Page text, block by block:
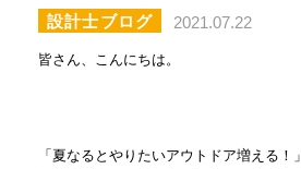
設計士ブログ 2021.07.22
皆さん、こんにちは。
「夏なるとやりたいアウトドア増える！」